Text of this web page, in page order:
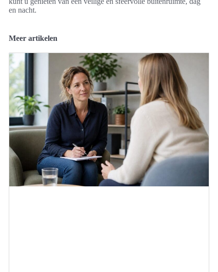
en nacht.
Meer artikelen